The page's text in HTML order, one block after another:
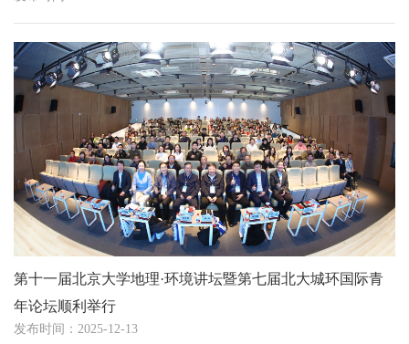
第十一届北京大学地理·环境讲坛暨第七届北大城环国际青
年论坛顺利举行
发布时间：2025-12-13